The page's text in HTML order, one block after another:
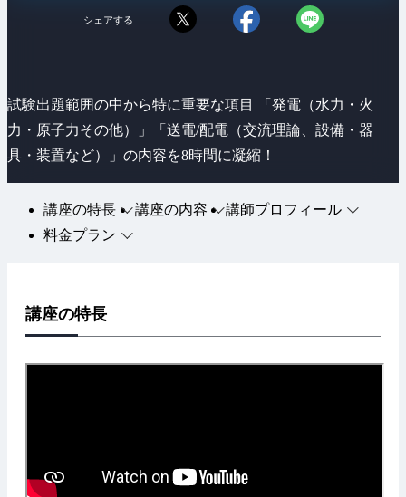
シェアする
試験出題範囲の中から特に重要な項目 「発電（水力・火
力・原子力その他）」「送電/配電（交流理論、設備・器
具・装置など）」の内容を8時間に凝縮！
講座の特長 講座の内容
講師プロフィール
料金プラン
講座の特長